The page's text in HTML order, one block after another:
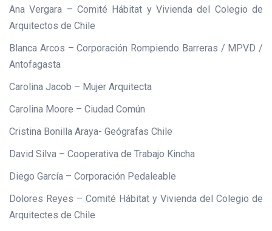
Ana Vergara – Comité Hábitat y Vivienda del Colegio de
Arquitectos de Chile
Blanca Arcos – Corporación Rompiendo Barreras / MPVD /
Antofagasta
Carolina Jacob – Mujer Arquitecta
Carolina Moore – Ciudad Común
Cristina Bonilla Araya- Geógrafas Chile
David Silva – Cooperativa de Trabajo Kincha
Diego García – Corporación Pedaleable
Dolores Reyes – Comité Hábitat y Vivienda del Colegio de
Arquitectes de Chile